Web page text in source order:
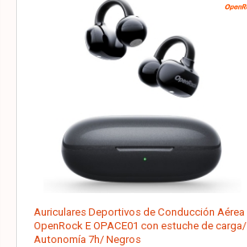
Auriculares Deportivos de Conducción Aérea
OpenRock E OPACE01 con estuche de carga/
Autonomía 7h/ Negros